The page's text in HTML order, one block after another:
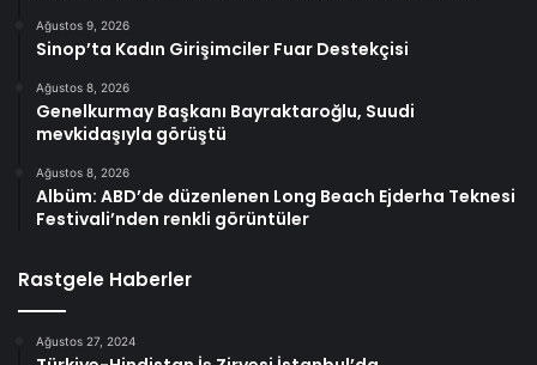
Ağustos 9, 2026
Sinop’ta Kadın Girişimciler Fuar Destekçisi
Ağustos 8, 2026
Genelkurmay Başkanı Bayraktaroğlu, Suudi
mevkidaşıyla görüştü
Ağustos 8, 2026
Albüm: ABD’de düzenlenen Long Beach Ejderha Teknesi
Festivali’nden renkli görüntüler
Rastgele Haberler
Ağustos 27, 2024